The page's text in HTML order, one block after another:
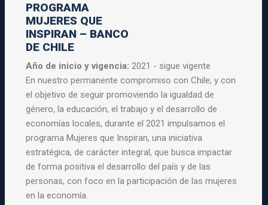
PROGRAMA
MUJERES QUE
INSPIRAN – BANCO
DE CHILE
Año de inicio y vigencia:2021 - sigue vigente
En nuestro permanente compromiso con Chile, y con
el objetivo de seguir promoviendo la igualdad de
género, la educación, el trabajo y el desarrollo de
economías locales, durante el 2021 impulsamos el
programa Mujeres que Inspiran, una iniciativa
estratégica, de carácter integral, que busca impactar
de forma positiva el desarrollo del país y de las
personas, con foco en la participación de las mujeres
en la economía.